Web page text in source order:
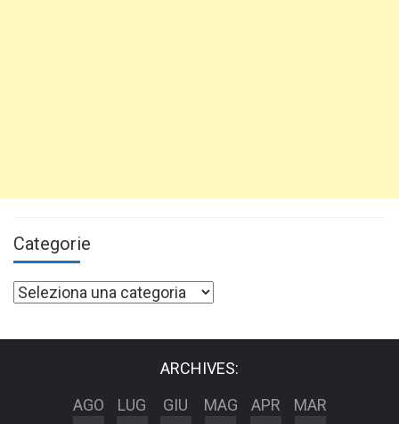
Categorie
Categorie
ARCHIVES:
AGO
LUG
GIU
MAG
APR
MAR